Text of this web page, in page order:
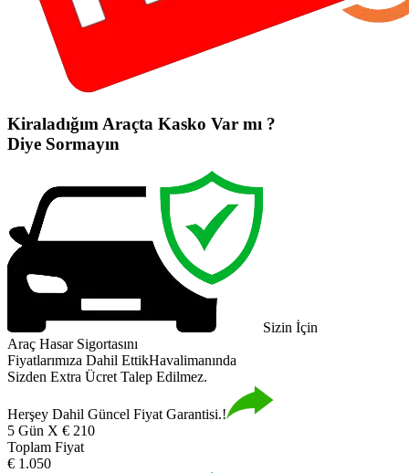
Kiraladığım Araçta Kasko Var mı ?
Diye Sormayın
Sizin İçin
Araç Hasar Sigortasını
Fiyatlarımıza Dahil EttikHavalimanında
Sizden Extra Ücret Talep Edilmez.
Herşey Dahil Güncel Fiyat Garantisi.!
5 Gün X € 210
Toplam Fiyat
€ 1.050